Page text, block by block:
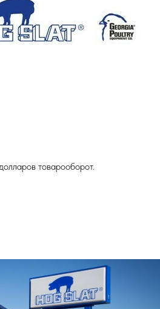
товарооборот.